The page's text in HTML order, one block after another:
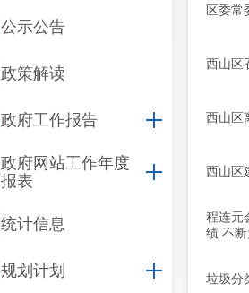
公示公告
政策解读
政府工作报告
政府网站工作年度
报表
统计信息
规划计划
区委常
西山区
西山区
西山区
程连元
绩 不
垃圾分